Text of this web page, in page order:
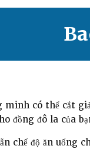
minh có thể cắt
đồng đô la của
chế độ ăn uống